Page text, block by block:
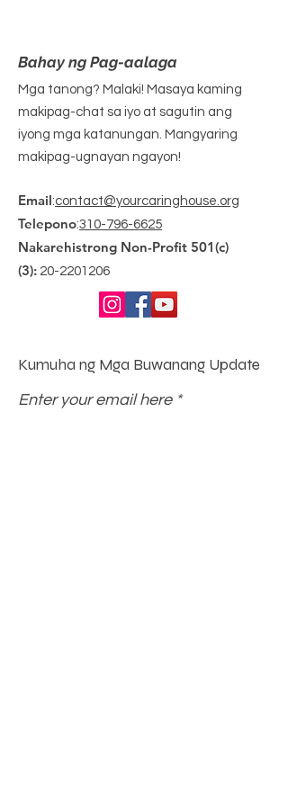
Bahay ng Pag-aalaga
Mga tanong? Malaki! Masaya kaming
makipag-chat sa iyo at sagutin ang
iyong mga katanungan. Mangyaring
makipag-ugnayan ngayon!
Email:contact@yourcaringhouse.org
Telepono:310-796-6625
Nakarehistrong Non-Profit 501(c)
(3): 20-2201206
Kumuha ng Mga Buwanang Update
Enter your email here